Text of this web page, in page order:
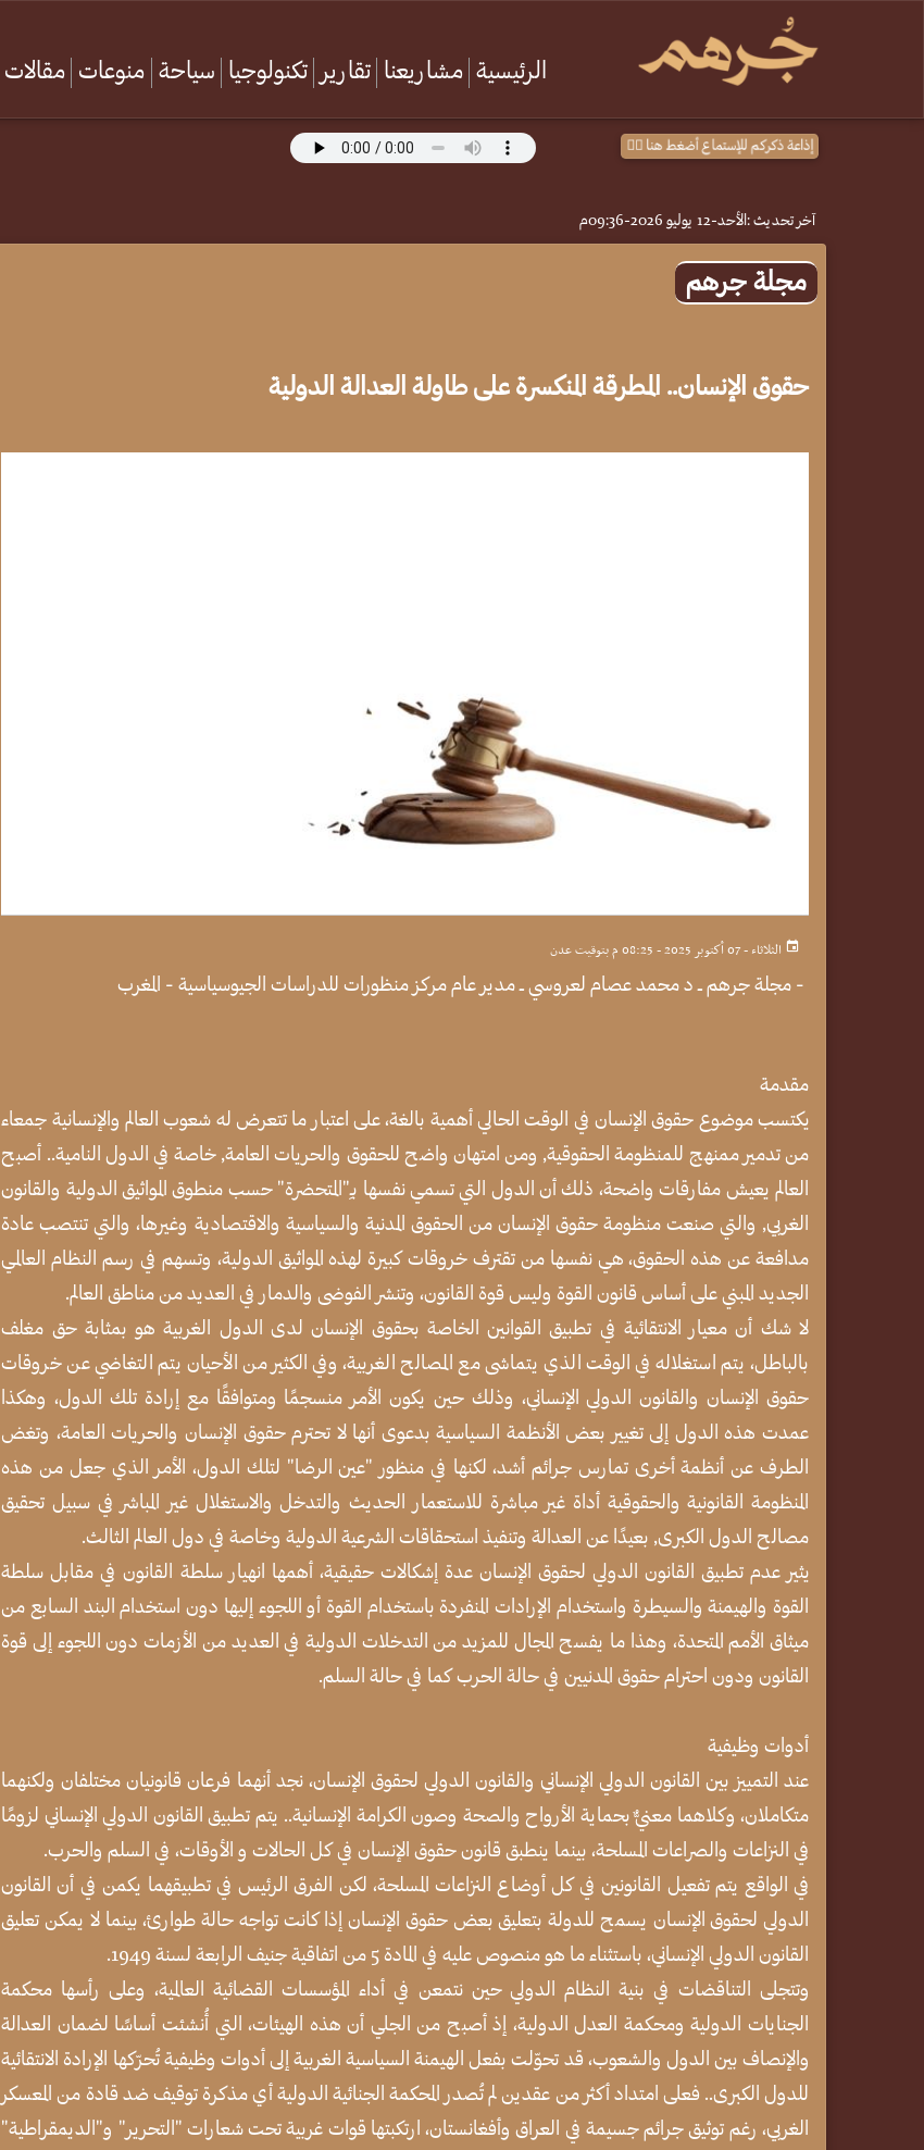
الرئيسية مشاريعنا تقارير تكنولوجيا سياحة منوعات مقالات
إذاعة ذكركم للإستماع أضغط هنا 👈🏻
آخر تحديث :الأحد-12 يوليو 2026-09:36م
مجلة جرهم
حقوق الإنسان.. المطرقة المنكسرة على طاولة العدالة الدولية
الثلاثاء - 07 أكتوبر 2025 - 08:25 م بتوقيت عدن
- مجلة جرهم ــ د محمد عصام لعروسي ــ مدير عام مركز منظورات للدراسات الجيوسياسية - المغرب
مقدمة
يكتسب موضوع حقوق الإنسان في الوقت الحالي أهمية بالغة، على اعتبار ما تتعرض له شعوب العالم والإنسانية جمعاء
من تدمير ممنهج للمنظومة الحقوقية, ومن امتهان واضح للحقوق والحريات العامة, خاصة في الدول النامية.. أصبح
العالم يعيش مفارقات واضحة، ذلك أن الدول التي تسمي نفسها بـِ"المتحضرة" حسب منطوق المواثيق الدولية والقانون
الغربي, والتي صنعت منظومة حقوق الإنسان من الحقوق المدنية والسياسية والاقتصادية وغيرها، والتي تنتصب عادة
مدافعة عن هذه الحقوق، هي نفسها من تقترف خروقات كبيرة لهذه المواثيق الدولية، وتسهم في رسم النظام العالمي
الجديد المبني على أساس قانون القوة وليس قوة القانون، وتنشر الفوضى والدمار في العديد من مناطق العالم.
لا شك أن معيار الانتقائية في تطبيق القوانين الخاصة بحقوق الإنسان لدى الدول الغربية هو بمثابة حق مغلف
بالباطل، يتم استغلاله في الوقت الذي يتماشى مع المصالح الغربية، وفي الكثير من الأحيان يتم التغاضي عن خروقات
حقوق الإنسان والقانون الدولي الإنساني، وذلك حين يكون الأمر منسجمًا ومتوافقًا مع إرادة تلك الدول، وهكذا
عمدت هذه الدول إلى تغيير بعض الأنظمة السياسية بدعوى أنها لا تحترم حقوق الإنسان والحريات العامة، وتغض
الطرف عن أنظمة أخرى تمارس جرائم أشد، لكنها في منظور "عين الرضا" لتلك الدول، الأمر الذي جعل من هذه
المنظومة القانونية والحقوقية أداة غير مباشرة للاستعمار الحديث والتدخل والاستغلال غير المباشر في سبيل تحقيق
مصالح الدول الكبرى, بعيدًا عن العدالة وتنفيذ استحقاقات الشرعية الدولية وخاصة في دول العالم الثالث.
يثير عدم تطبيق القانون الدولي لحقوق الإنسان عدة إشكالات حقيقية، أهمها انهيار سلطة القانون في مقابل سلطة
القوة والهيمنة والسيطرة واستخدام الإرادات المنفردة باستخدام القوة أو اللجوء إليها دون استخدام البند السابع من
ميثاق الأمم المتحدة، وهذا ما يفسح المجال للمزيد من التدخلات الدولية في العديد من الأزمات دون اللجوء إلى قوة
القانون ودون احترام حقوق المدنيين في حالة الحرب كما في حالة السلم.
أدوات وظيفية
عند التمييز بين القانون الدولي الإنساني والقانون الدولي لحقوق الإنسان، نجد أنهما فرعان قانونيان مختلفان ولكنهما
متكاملان، وكلاهما معنيٌّ بحماية الأرواح والصحة وصون الكرامة الإنسانية.. يتم تطبيق القانون الدولي الإنساني لزومًا
في النزاعات والصراعات المسلحة، بينما ينطبق قانون حقوق الإنسان في كل الحالات و الأوقات، في السلم والحرب.
في الواقع يتم تفعيل القانونين في كل أوضاع النزاعات المسلحة، لكن الفرق الرئيس في تطبيقهما يكمن في أن القانون
الدولي لحقوق الإنسان يسمح للدولة بتعليق بعض حقوق الإنسان إذا كانت تواجه حالة طوارئ، بينما لا يمكن تعليق
القانون الدولي الإنساني، باستثناء ما هو منصوص عليه في المادة 5 من اتفاقية جنيف الرابعة لسنة 1949.
وتتجلى التناقضات في بنية النظام الدولي حين نتمعن في أداء المؤسسات القضائية العالمية، وعلى رأسها محكمة
الجنايات الدولية ومحكمة العدل الدولية، إذ أصبح من الجلي أن هذه الهيئات، التي أُنشئت أساسًا لضمان العدالة
والإنصاف بين الدول والشعوب، قد تحوّلت بفعل الهيمنة السياسية الغربية إلى أدوات وظيفية تُحرّكها الإرادة الانتقائية
للدول الكبرى.. فعلى امتداد أكثر من عقدين لم تُصدر المحكمة الجنائية الدولية أي مذكرة توقيف ضد قادة من المعسكر
الغربي، رغم توثيق جرائم جسيمة في العراق وأفغانستان، ارتكبتها قوات غربية تحت شعارات "التحرير" و"الديمقراطية"